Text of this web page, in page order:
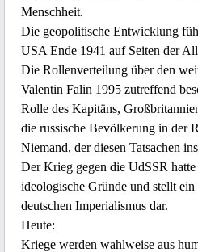
Menschheit.
Die geopolitische Entwicklung
USA Ende 1941 auf Seiten der
Die Rollenverteilung über den
Valentin Falin 1995 zutreffend
Rolle des Kapitäns,
die russische Bevölkerung in der
Niemand, der diesen Tatsachen
Der Krieg gegen die UdSSR
ideologische Gründe und stellt ein
deutschen Imperialismus dar.
Heute:
Kriege werden wahlweise aus